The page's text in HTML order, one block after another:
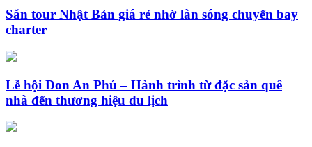
Săn tour Nhật Bản giá rẻ nhờ làn sóng chuyến bay
charter
Lễ hội Don An Phú – Hành trình từ đặc sản quê
nhà đến thương hiệu du lịch